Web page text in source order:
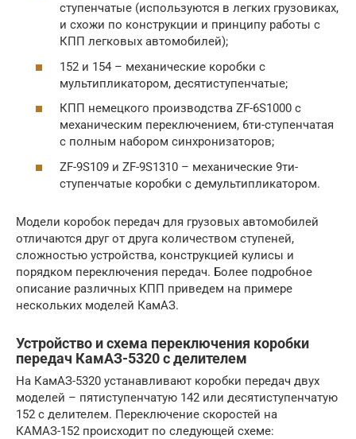
ступенчатые (используются в легких грузовиках,
и схожи по конструкции и принципу работы с
КПП легковых автомобилей);
152 и 154 – механические коробки с
мультипликатором, десятиступенчатые;
КПП немецкого производства ZF-6S1000 с
механическим переключением, 6ти-ступенчатая
с полным набором синхронизаторов;
ZF-9S109 и ZF-9S1310 – механические 9ти-
ступенчатые коробки с демультипликатором.
Модели коробок передач для грузовых автомобилей
отличаются друг от друга количеством ступеней,
сложностью устройства, конструкцией кулисы и
порядком переключения передач. Более подробное
описание различных КПП приведем на примере
нескольких моделей КамАЗ.
Устройство и схема переключения коробки
передач КамАЗ-5320 с делителем
На КамАЗ-5320 устанавливают коробки передач двух
моделей – пятиступенчатую 142 или десятиступенчатую
152 с делителем. Переключение скоростей на
КАМАЗ-152 происходит по следующей схеме: